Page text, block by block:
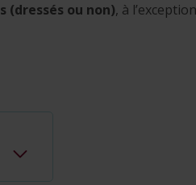
(dressés ou non), à l’exception